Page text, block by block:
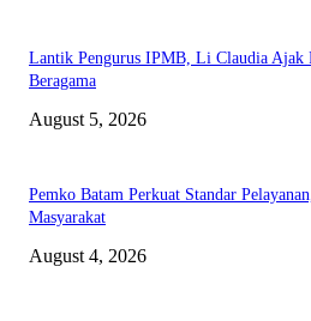
Lantik Pengurus IPMB, Li Claudia Ajak
Beragama
August 5, 2026
Pemko Batam Perkuat Standar
Masyarakat
August 4, 2026